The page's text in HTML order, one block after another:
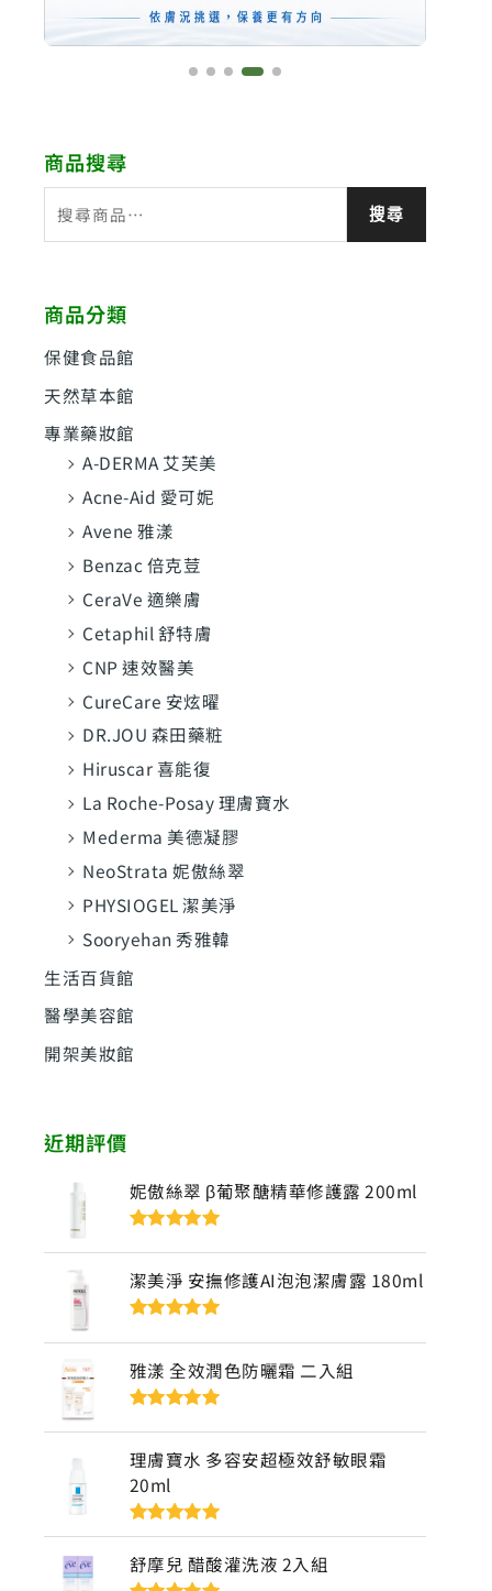
商品搜尋
尋
字
:
搜尋
商品分類
保健食品館
天然草本館
專業藥妝館
A-DERMA 艾芙美
Acne-Aid 愛可妮
Avene 雅漾
Benzac 倍克荳
CeraVe 適樂膚
Cetaphil 舒特膚
CNP 速效醫美
CureCare 安炫曜
DR.JOU 森田藥粧
Hiruscar 喜能復
La Roche-Posay 理膚寶水
Mederma 美德凝膠
NeoStrata 妮傲絲翠
PHYSIOGEL 潔美淨
Sooryehan 秀雅韓
生活百貨館
醫學美容館
開架美妝館
近期評價
妮傲絲翠 β葡聚醣精華修護露 200ml
5
潔美淨 安撫修護AI泡泡潔膚露 180ml
5
雅漾 全效潤色防曬霜 二入組
5
理膚寶水 多容安超極效舒敏眼霜
20ml
評分5滿分
5
舒摩兒 醋酸灌洗液 2入組